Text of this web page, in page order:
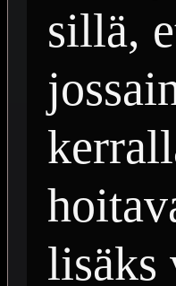
sillä,
lisäks